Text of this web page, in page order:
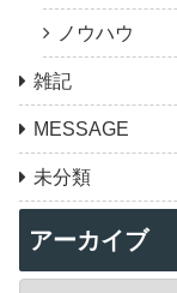
ノウハウ
雑記
MESSAGE
未分類
アーカイブ